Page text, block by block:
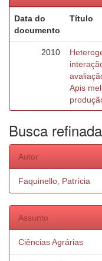
Data do
documento
Título
2010
Apis
Busca refinada
Autor
Faquinello, Patrícia
Assunto
Ciências Agrárias